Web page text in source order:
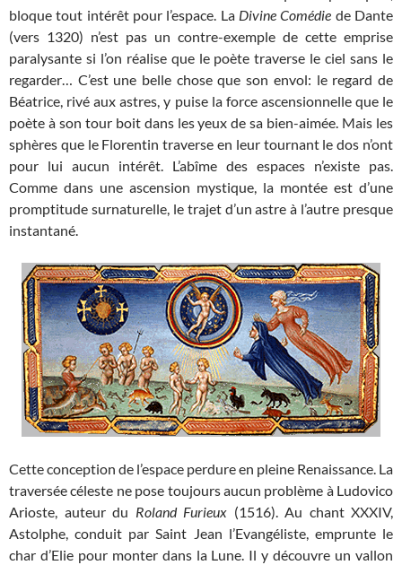
bloque tout intérêt pour l’espace. La Divine Comédie de Dante
(vers 1320) n’est pas un contre-exemple de cette emprise
paralysante si l’on réalise que le poète traverse le ciel sans le
regarder… C’est une belle chose que son envol: le regard de
Béatrice, rivé aux astres, y puise la force ascensionnelle que le
poète à son tour boit dans les yeux de sa bien-aimée. Mais les
sphères que le Florentin traverse en leur tournant le dos n’ont
pour lui aucun intérêt. L’abîme des espaces n’existe pas.
Comme dans une ascension mystique, la montée est d’une
promptitude surnaturelle, le trajet d’un astre à l’autre presque
instantané.
Cette conception de l’espace perdure en pleine Renaissance. La
traversée céleste ne pose toujours aucun problème à Ludovico
Arioste, auteur du Roland Furieux (1516). Au chant XXXIV,
Astolphe, conduit par Saint Jean l’Evangéliste, emprunte le
char d’Elie pour monter dans la Lune. Il y découvre un vallon